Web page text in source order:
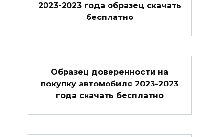
2023-2023 года образец скачать
бесплатно
Образец доверенности на
покупку автомобиля 2023-2023
года скачать бесплатно